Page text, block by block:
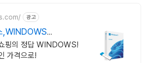
광고
,WINDOWS
서!
핑의 정답 WINDOWS!
가격으로!